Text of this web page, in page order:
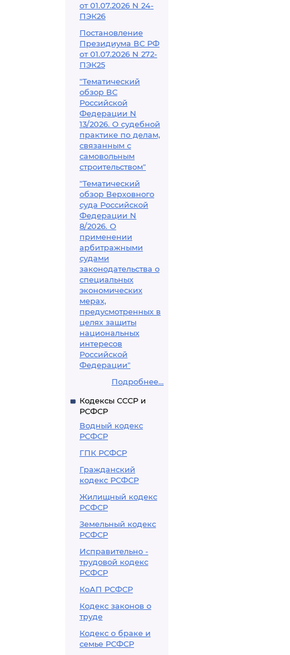
от 01.07.2026 N 24-
ПЭК26
Постановление
Президиума ВС РФ
от 01.07.2026 N 272-
ПЭК25
"Тематический
обзор ВС
Российской
Федерации N
13/2026. О судебной
практике по делам,
связанным с
самовольным
строительством"
"Тематический
обзор Верховного
суда Российской
Федерации N
8/2026. О
применении
арбитражными
судами
законодательства о
специальных
экономических
мерах,
предусмотренных в
целях защиты
национальных
интересов
Российской
Федерации"
Подробнее...
Кодексы СССР и
РСФСР
Водный кодекс
РСФСР
ГПК РСФСР
Гражданский
кодекс РСФСР
Жилищный кодекс
РСФСР
Земельный кодекс
РСФСР
Исправительно -
трудовой кодекс
РСФСР
КоАП РСФСР
Кодекс законов о
труде
Кодекс о браке и
семье РСФСР